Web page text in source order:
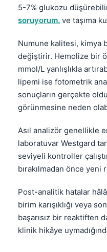
5-7% glukozu
soruyorum. ve taşıma
Numune kalitesi, kimya
değiştirir. Hemolize bir
mmol/L yanlışlıkla
lipemi ise fotometrik
sonuçların gerçekte
görünmesine neden
Asıl analizör genellikle
laboratuvar Westgard
seviyeli kontroller
bırakılmadan önce yeni
Post-analitik hatalar
birim karışıklığı veya
başarısız bir reaktiften
klinik hikâye